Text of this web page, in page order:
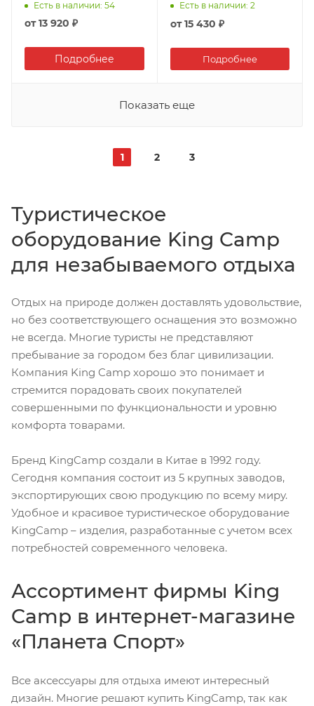
Есть в наличии: 54
от13 920 ₽
Подробнее
Есть в наличии: 2
от15 430 ₽
Подробнее
Показать еще
1 2 3
Туристическое
оборудование King Camp
для незабываемого отдыха
Отдых на природе должен доставлять удовольствие,
но без соответствующего оснащения это возможно
не всегда. Многие туристы не представляют
пребывание за городом без благ цивилизации.
Компания King Camp хорошо это понимает и
стремится порадовать своих покупателей
совершенными по функциональности и уровню
комфорта товарами.
Бренд KingCamp создали в Китае в 1992 году.
Сегодня компания состоит из 5 крупных заводов,
экспортирующих свою продукцию по всему миру.
Удобное и красивое туристическое оборудование
KingCamp – изделия, разработанные с учетом всех
потребностей современного человека.
Ассортимент фирмы King
Camp в интернет-магазине
«Планета Спорт»
Все аксессуары для отдыха имеют интересный
дизайн. Многие решают купить KingCamp, так как